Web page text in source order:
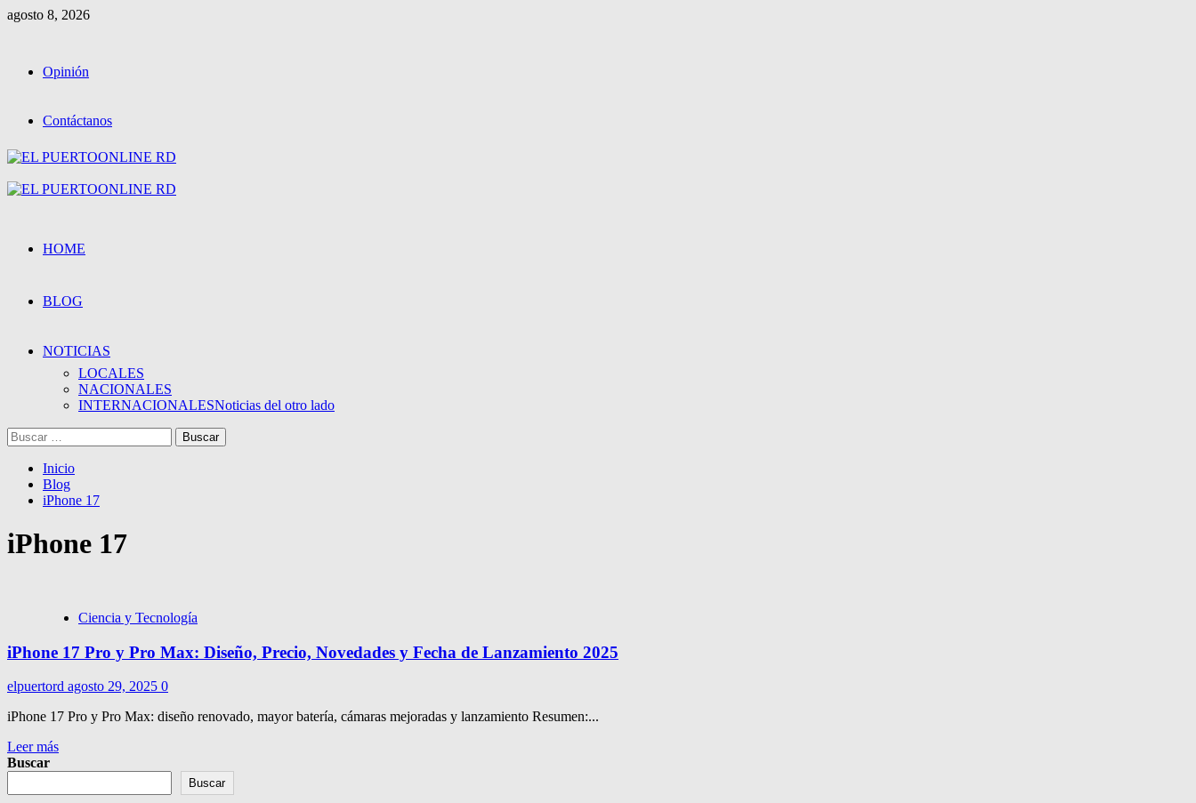
Saltar
agosto 8, 2026
Opinión
Contáctanos
Menú
HOME
BLOG
NOTICIAS
LOCALES
NACIONALES
INTERNACIONALESNoticias del otro lado
Buscar:
Inicio
Blog
iPhone 17
iPhone 17
Ciencia y Tecnología
iPhone 17 Pro y Pro Max: Diseño, Precio, Novedades y Fecha de Lanzamiento 2025
elpuertord agosto 29, 2025 0
iPhone 17 Pro y Pro Max: diseño renovado, mayor batería, cámaras mejoradas y lanzamiento Resumen:...
Leer más
Buscar
Buscar